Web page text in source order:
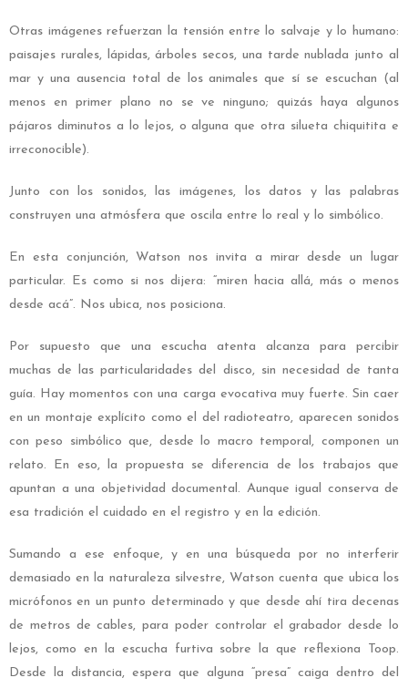
Otras imágenes refuerzan la tensión entre lo salvaje y lo humano:
paisajes rurales, lápidas, árboles secos, una tarde nublada junto al
mar y una ausencia total de los animales que sí se escuchan (al
menos en primer plano no se ve ninguno; quizás haya algunos
pájaros diminutos a lo lejos, o alguna que otra silueta chiquitita e
irreconocible).
Junto con los sonidos, las imágenes, los datos y las palabras
construyen una atmósfera que oscila entre lo real y lo simbólico.
En esta conjunción, Watson nos invita a mirar desde un lugar
particular. Es como si nos dijera: “miren hacia allá, más o menos
desde acá”. Nos ubica, nos posiciona.
Por supuesto que una escucha atenta alcanza para percibir
muchas de las particularidades del disco, sin necesidad de tanta
guía. Hay momentos con una carga evocativa muy fuerte. Sin caer
en un montaje explícito como el del radioteatro, aparecen sonidos
con peso simbólico que, desde lo macro temporal, componen un
relato. En eso, la propuesta se diferencia de los trabajos que
apuntan a una objetividad documental. Aunque igual conserva de
esa tradición el cuidado en el registro y en la edición.
Sumando a ese enfoque, y en una búsqueda por no interferir
demasiado en la naturaleza silvestre, Watson cuenta que ubica los
micrófonos en un punto determinado y que desde ahí tira decenas
de metros de cables, para poder controlar el grabador desde lo
lejos, como en la escucha furtiva sobre la que reflexiona Toop.
Desde la distancia, espera que alguna “presa” caiga dentro del